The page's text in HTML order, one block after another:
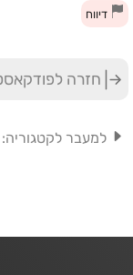
דיווח
חזרה
למעבר לקטגוריה: